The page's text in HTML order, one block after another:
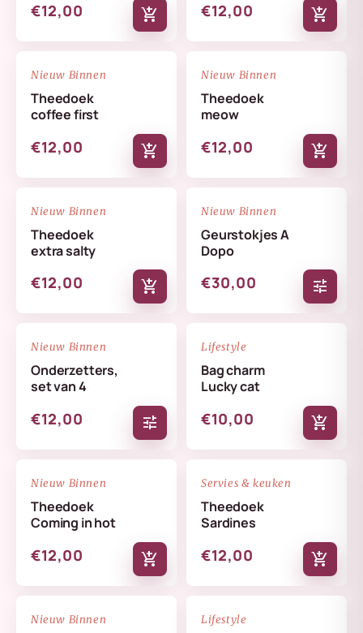
€12,00 add_shopping_cart €12,00 add_shopping_cart
NIEUW
Nieuw Binnen
Theedoek
coffee first
€12,00 add_shopping_cart
NIEUW
Nieuw Binnen
Theedoek
meow
€12,00 add_shopping_cart
NIEUW
Nieuw Binnen
Theedoek
extra salty
€12,00 add_shopping_cart
NIEUW
Nieuw Binnen
Geurstokjes A
Dopo
€30,00 tune
NIEUW
Nieuw Binnen
Onderzetters,
set van 4
€12,00 tune
NIEUW
Lifestyle
Bag charm
Lucky cat
€10,00 add_shopping_cart
NIEUW
Nieuw Binnen
Theedoek
Coming in hot
€12,00 add_shopping_cart
NIEUW
Servies & keuken
Theedoek
Sardines
€12,00 add_shopping_cart
NIEUW
Nieuw Binnen NIEUW
Lifestyle